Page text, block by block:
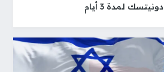
لمدة 3 أيام